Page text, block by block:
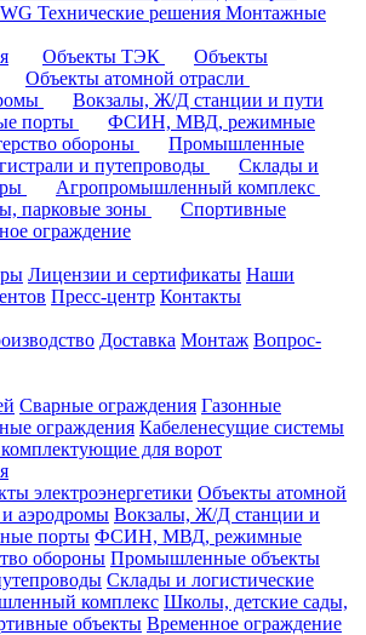
Технические решения Монтажные
Объекты ТЭК
Объекты
Объекты атомной отрасли
Вокзалы, Ж/Д станции и пути
порты
ФСИН, МВД, режимные
обороны
Промышленные
и путепроводы
Склады и
Агропромышленный комплекс
парковые зоны
Спортивные
ограждение
Лицензии и сертификаты Наши
Пресс-центр Контакты
Доставка Монтаж Вопрос-
Сварные ограждения Газонные
ограждения Кабеленесущие системы
для ворот
электроэнергетики Объекты атомной
аэродромы Вокзалы, Ж/Д станции и
порты ФСИН, МВД, режимные
обороны Промышленные объекты
Склады и логистические
комплекс Школы, детские сады,
объекты Временное ограждение